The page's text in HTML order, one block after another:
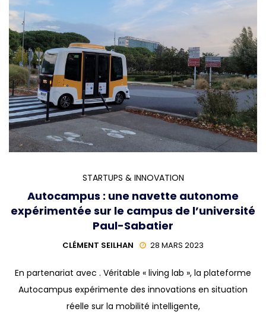
STARTUPS & INNOVATION
Autocampus : une navette autonome
expérimentée sur le campus de l’université
Paul-Sabatier
CLÉMENT SEILHAN 28 MARS 2023
En partenariat avec . Véritable « living lab », la plateforme
Autocampus expérimente des innovations en situation
réelle sur la mobilité intelligente,